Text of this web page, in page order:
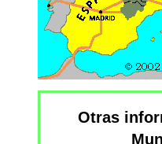
Otras